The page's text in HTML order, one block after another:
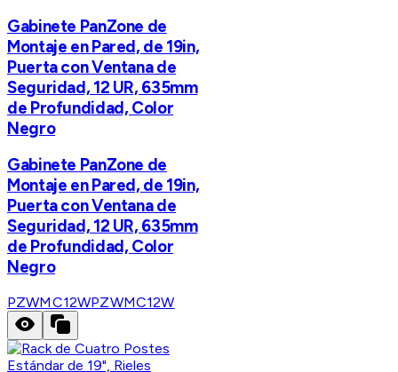
Gabinete PanZone de
Montaje en Pared, de 19in,
Puerta con Ventana de
Seguridad, 12 UR, 635mm
de Profundidad, Color
Negro
Gabinete PanZone de
Montaje en Pared, de 19in,
Puerta con Ventana de
Seguridad, 12 UR, 635mm
de Profundidad, Color
Negro
PZWMC12WPZWMC12W